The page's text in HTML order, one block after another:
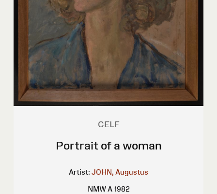
CELF
Portrait of a woman
Artist: JOHN, Augustus
NMW A 1982